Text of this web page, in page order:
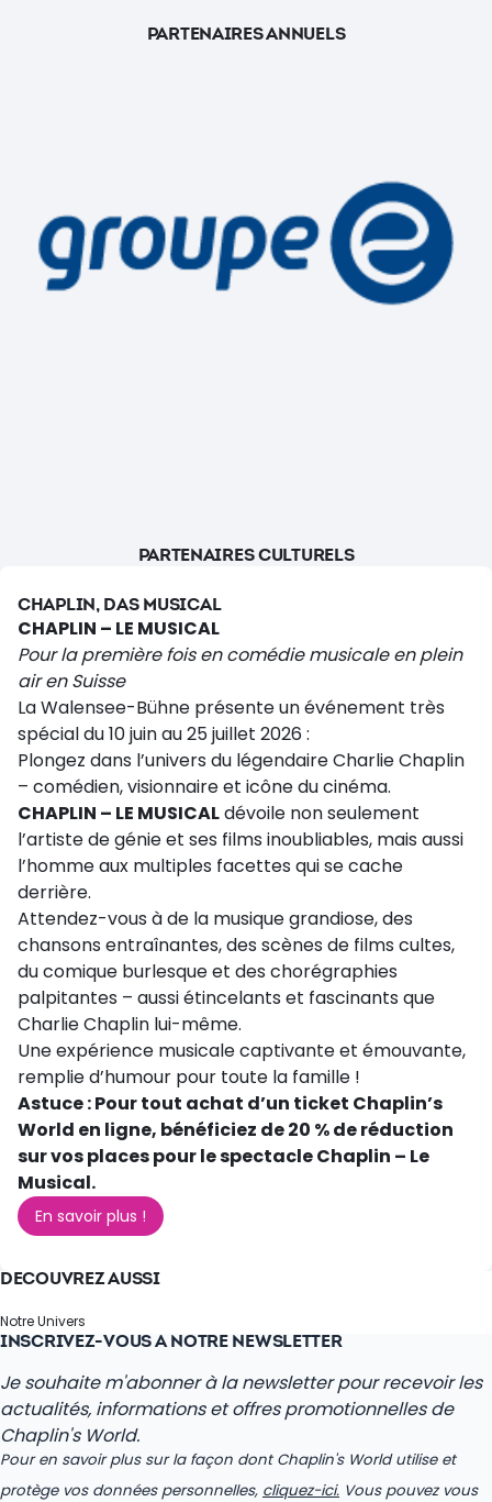
PARTENAIRES ANNUELS
PARTENAIRES CULTURELS
CHAPLIN, DAS MUSICAL
CHAPLIN – LE MUSICAL
Pour la première fois en comédie musicale en plein
air en Suisse
La Walensee-Bühne présente un événement très
spécial du 10 juin au 25 juillet 2026 :
Plongez dans l’univers du légendaire Charlie Chaplin
– comédien, visionnaire et icône du cinéma.
CHAPLIN – LE MUSICALdévoile non seulement
l’artiste de génie et ses films inoubliables, mais aussi
l’homme aux multiples facettes qui se cache
derrière.
Attendez-vous à de la musique grandiose, des
chansons entraînantes, des scènes de films cultes,
du comique burlesque et des chorégraphies
palpitantes – aussi étincelants et fascinants que
Charlie Chaplin lui-même.
Une expérience musicale captivante et émouvante,
remplie d’humour pour toute la famille !
Astuce : Pour tout achat d’un ticket Chaplin’s
World en ligne, bénéficiez de 20 % de réduction
sur vos places pour le spectacle Chaplin – Le
Musical.
En savoir plus !
DÉCOUVREZ AUSSI
Notre Univers
INSCRIVEZ-VOUS À NOTRE NEWSLETTER
Je souhaite m'abonner à la newsletter pour recevoir les
actualités, informations et offres promotionnelles de
Chaplin's World.
Pour en savoir plus sur la façon dont Chaplin's World utilise et
protège vos données personnelles, cliquez-ici. Vous pouvez vous